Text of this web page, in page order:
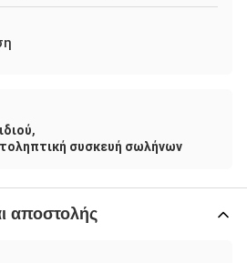
,
συσκευή σωλήνων
αποστολής